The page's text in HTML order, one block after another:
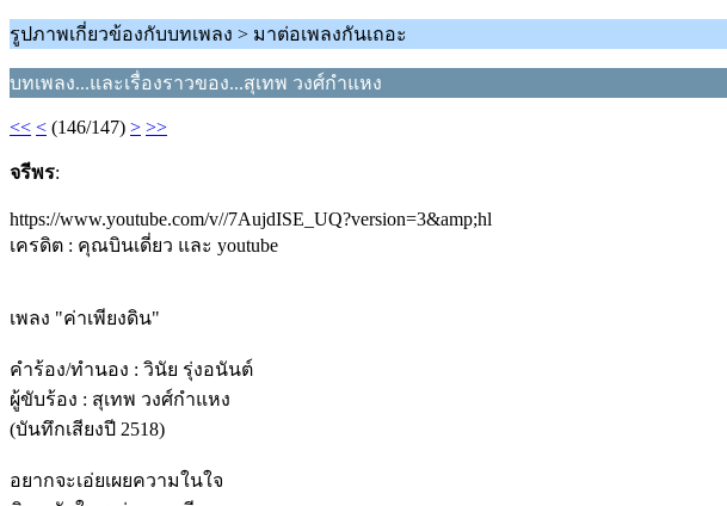
รูปภาพเกี่ยวข้องกับบทเพลง > มาต่อเพลงกันเถอะ
บทเพลง...และเรื่องราวของ...สุเทพ วงศ์กำแหง
<< < (146/147) > >>
จรีพร:
https://www.youtube.com/v//7AujdISE_UQ?version=3&amp;hl
เครดิต : คุณบินเดี่ยว และ youtube
เพลง "ค่าเพียงดิน"
คำร้อง/ทำนอง : วินัย รุ่งอนันต์
ผู้ขับร้อง : สุเทพ วงศ์กำแหง
(บันทึกเสียงปี 2518)
อยากจะเอ่ยเผยความในใจ